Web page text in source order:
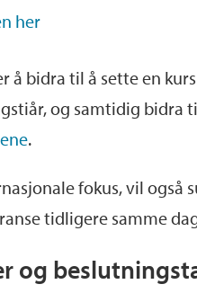
her
bidra til å sette en
og samtidig bidra
.
fokus, vil også
tidligere samme
og